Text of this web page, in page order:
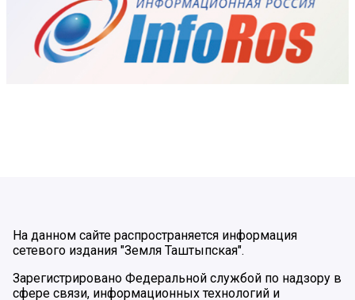
На данном сайте распространяется информация
сетевого издания "Земля Таштыпская".
Зарегистрировано Федеральной службой по надзору в
сфере связи, информационных технологий и